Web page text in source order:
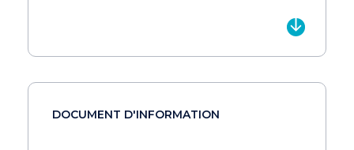
DOCUMENT D'INFORMATION